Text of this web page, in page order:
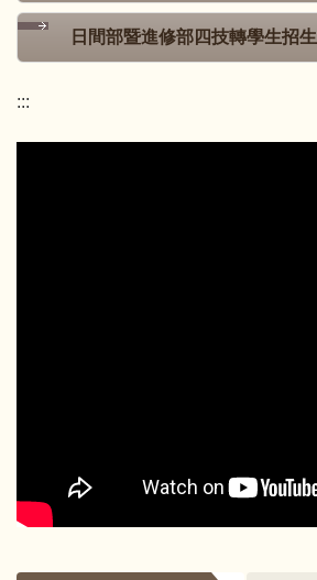
日間部暨進修部四技轉學生招生
:::